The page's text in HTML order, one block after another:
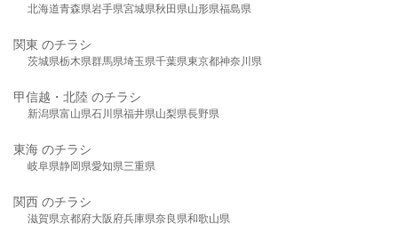
北海道青森県岩手県宮城県秋田県山形県福島県
関東 のチラシ
茨城県栃木県群馬県埼玉県千葉県東京都神奈川県
甲信越・北陸 のチラシ
新潟県富山県石川県福井県山梨県長野県
東海 のチラシ
岐阜県静岡県愛知県三重県
関西 のチラシ
滋賀県京都府大阪府兵庫県奈良県和歌山県